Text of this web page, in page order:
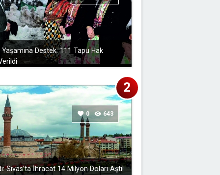
Yaşamına Destek: 111 Tapu Hak
Sivas’ta İhracat 14 Milyon Doları Aştı!
favorite 0 visibility 643